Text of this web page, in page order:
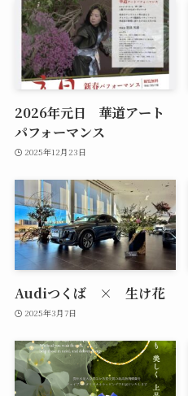
2026年元日 華道アート
パフォーマンス
2025年12月23日
Audiつくば × 生け花
2025年3月7日